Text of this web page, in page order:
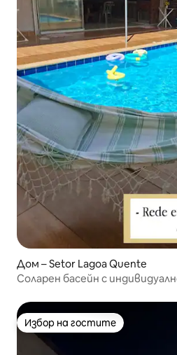
Дом – Setor Lagoa Quente
Соларен басейн с
Избор на гостите
Избор на гостите